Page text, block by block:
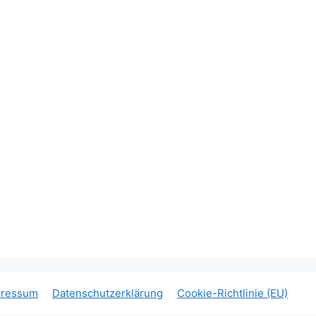
Datenschutzerklärung Cookie-Richtlinie (EU)